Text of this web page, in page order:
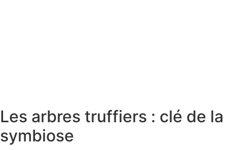
Les arbres truffiers : clé de la
symbiose